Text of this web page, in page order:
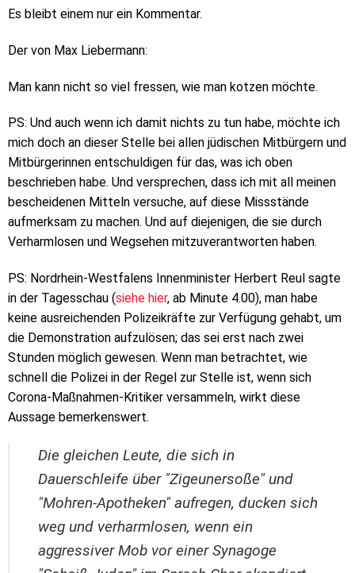
Es bleibt einem nur ein Kommentar.
Der von Max Liebermann:
Man kann nicht so viel fressen, wie man kotzen möchte.
PS: Und auch wenn ich damit nichts zu tun habe, möchte ich
mich doch an dieser Stelle bei allen jüdischen Mitbürgern und
Mitbürgerinnen entschuldigen für das, was ich oben
beschrieben habe. Und versprechen, dass ich mit all meinen
bescheidenen Mitteln versuche, auf diese Missstände
aufmerksam zu machen. Und auf diejenigen, die sie durch
Verharmlosen und Wegsehen mitzuverantworten haben.
PS: Nordrhein-Westfalens Innenminister Herbert Reul sagte
in der Tagesschau (siehe hier, ab Minute 4.00), man habe
keine ausreichenden Polizeikräfte zur Verfügung gehabt, um
die Demonstration aufzulösen; das sei erst nach zwei
Stunden möglich gewesen. Wenn man betrachtet, wie
schnell die Polizei in der Regel zur Stelle ist, wenn sich
Corona-Maßnahmen-Kritiker versammeln, wirkt diese
Aussage bemerkenswert.
Die gleichen Leute, die sich in
Dauerschleife über "Zigeunersoße" und
"Mohren-Apotheken" aufregen, ducken sich
weg und verharmlosen, wenn ein
aggressiver Mob vor einer Synagoge